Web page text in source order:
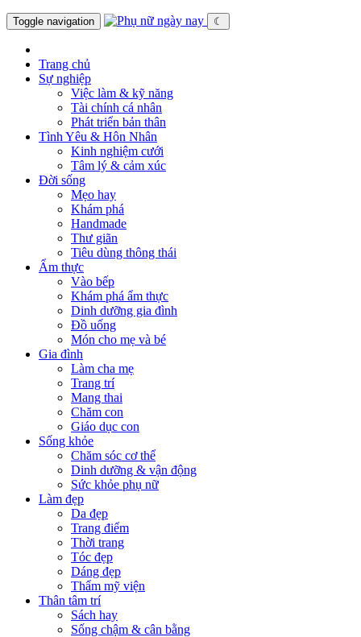
Toggle navigation ☾
Trang chủ
Sự nghiệp
Việc làm & kỹ năng
Tài chính cá nhân
Phát triển bản thân
Tình Yêu & Hôn Nhân
Kinh nghiệm cưới
Tâm lý & cảm xúc
Đời sống
Mẹo hay
Khám phá
Handmade
Thư giãn
Tiêu dùng thông thái
Ẩm thực
Vào bếp
Khám phá ẩm thực
Dinh dưỡng gia đình
Đồ uống
Món cho mẹ và bé
Gia đình
Làm cha mẹ
Trang trí
Mang thai
Chăm con
Giáo dục con
Sống khỏe
Chăm sóc cơ thể
Dinh dưỡng & vận động
Sức khỏe phụ nữ
Làm đẹp
Da đẹp
Trang điểm
Thời trang
Tóc đẹp
Dáng đẹp
Thẩm mỹ viện
Thân tâm trí
Sách hay
Sống chậm & cân bằng